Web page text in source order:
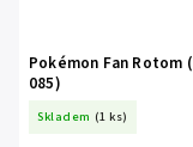
Pokémon Fan Rotom
085)
Skladem (1 ks)